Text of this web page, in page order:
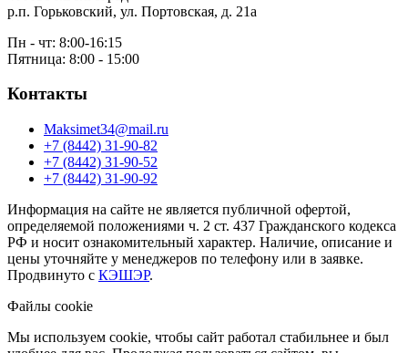
р.п. Горьковский, ул. Портовская, д. 21а
Пн - чт: 8:00-16:15
Пятница: 8:00 - 15:00
Контакты
Maksimet34@mail.ru
+7 (8442) 31-90-82
+7 (8442) 31-90-52
+7 (8442) 31-90-92
Информация на сайте не является публичной офертой,
определяемой положениями ч. 2 ст. 437 Гражданского кодекса
РФ и носит ознакомительный характер. Наличие, описание и
цены уточняйте у менеджеров по телефону или в заявке.
Продвинуто с КЭШЭР.
Файлы cookie
Мы используем cookie, чтобы сайт работал стабильнее и был